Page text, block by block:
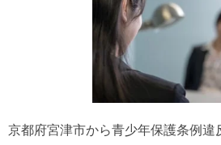
京都府宮津市から青少年保護条例違